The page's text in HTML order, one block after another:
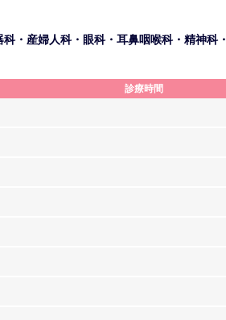
・産婦人科・眼科・耳鼻咽喉科・精神
診療時間